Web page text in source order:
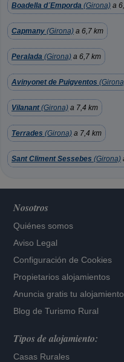
Boadella d´Emporda (Girona) a
Capmany (Girona) a 6,7 km
Peralada (Girona) a 6,7 km
Avinyonet de Puigventos
Vilanant(Girona) a 7,4 km
Terrades (Girona) a 7,4 km
Sant Climent Sessebes (Girona)
Nosotros
Quiénes somos
Aviso Legal
Configuración de Cookies
Propietarios alojamientos
Anuncia gratis tu alojamiento
Blog de Turismo Rural
Tipos de alojamiento:
Casas Rurales